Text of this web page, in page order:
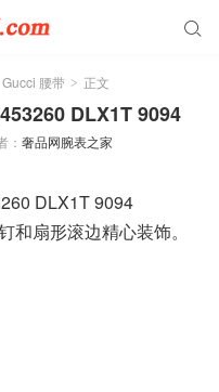

Gucci 腰带 > 正文
DLX1T 9094
： 奢品网腕表之家
DLX1T 9094
扇形滚边精心装饰。